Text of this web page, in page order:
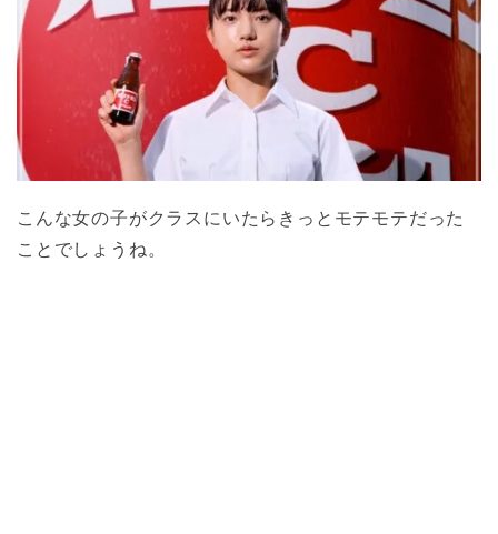
こんな女の子がクラスにいたらきっとモテモテだった
ことでしょうね。